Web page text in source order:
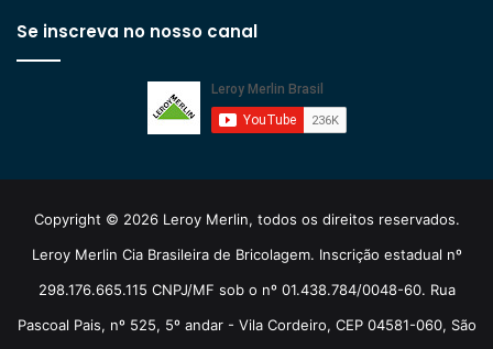
Se inscreva no nosso canal
Copyright © 2026 Leroy Merlin, todos os direitos reservados.
Leroy Merlin Cia Brasileira de Bricolagem. Inscrição estadual nº
298.176.665.115 CNPJ/MF sob o nº 01.438.784/0048-60. Rua
Pascoal Pais, nº 525, 5º andar - Vila Cordeiro, CEP 04581-060, São